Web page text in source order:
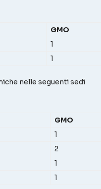
GMO
1
1
nelle seguenti sedi
GMO
1
2
1
1